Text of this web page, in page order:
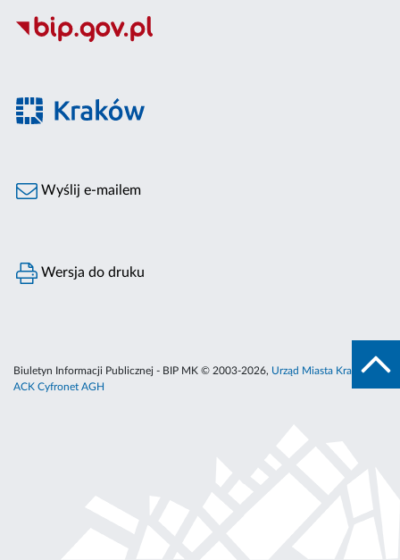
Wyślij e-mailem
Wersja do druku
Biuletyn Informacji Publicznej - BIP MK © 2003-2026, Urząd Miasta Krakowa
ACK Cyfronet AGH